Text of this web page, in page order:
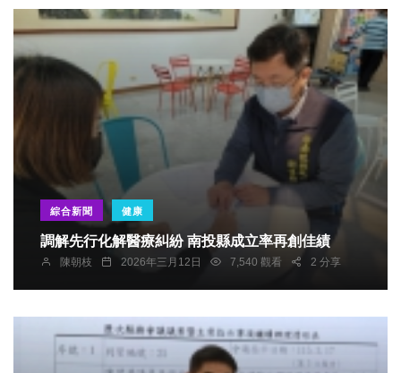
綜合新聞 健康
調解先行化解醫療糾紛 南投縣成立率再創佳績
陳朝枝 2026年三月12日 7,540 觀看 2 分享